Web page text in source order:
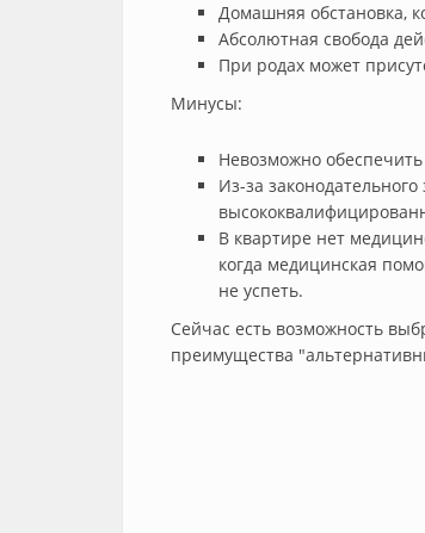
Домашняя обстановка,
Абсолютная свобода
При родах может
Минусы:
Невозможно
Из-за
В квартире нет
когда медицинская
не успеть.
Сейчас есть возможность
преимущества